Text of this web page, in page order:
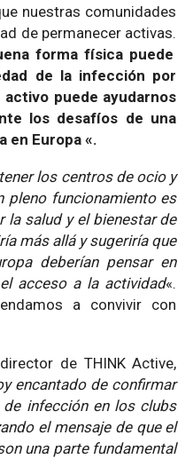
nuestras comunidades
de permanecer activas.
forma física puede
de la infección por
puede ayudarnos
los desafíos de una
en Europa «.
los centros de ocio y
pleno funcionamiento es
la salud y el bienestar de
más allá y sugeriría que
deberían pensar en
acceso a la actividad«.
a convivir con
de THINK Active,
encantado de confirmar
infección en los clubs
el mensaje de que el
una parte fundamental